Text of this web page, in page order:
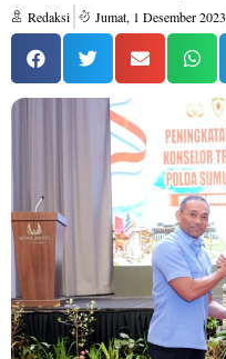
Redaksi Jumat, 1 Desember 2023